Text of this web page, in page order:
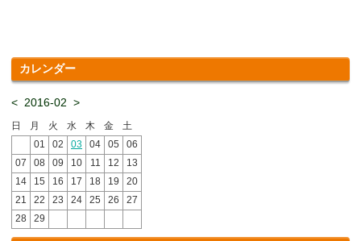
カレンダー
< 2016-02 >
日 月 火 水 木 金
土
01
02 03 04 05
06
07
08 09 10 11 12
13
14
15 16 17 18 19
20
21
22 23 24 25 26
27
28
29